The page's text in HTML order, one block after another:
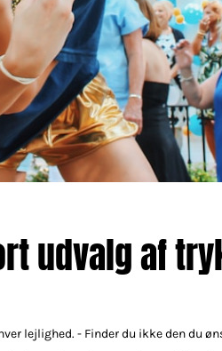
udvalg af
lejlighed. - Finder du ikke den du